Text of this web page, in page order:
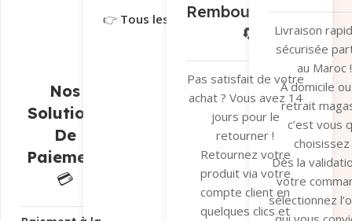
Nos
Solutions
De
Paiement
💳
👉 Tous les détails iciRemboursement
🔄
Pas satisfait de votre
achat ? Vous avez 14
jours pour le
retourner !
Retournez votre
produit via votre
compte client en
quelques clics et
colis.
👉Tous les
ici
Livraison
sécurisée
au Maroc !
À domicile
retrait
c’est vous
choisissez
Dès la
votre
sélectionnez